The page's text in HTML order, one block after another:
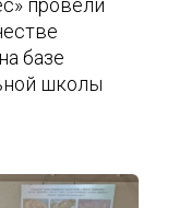
провели
базе
школы